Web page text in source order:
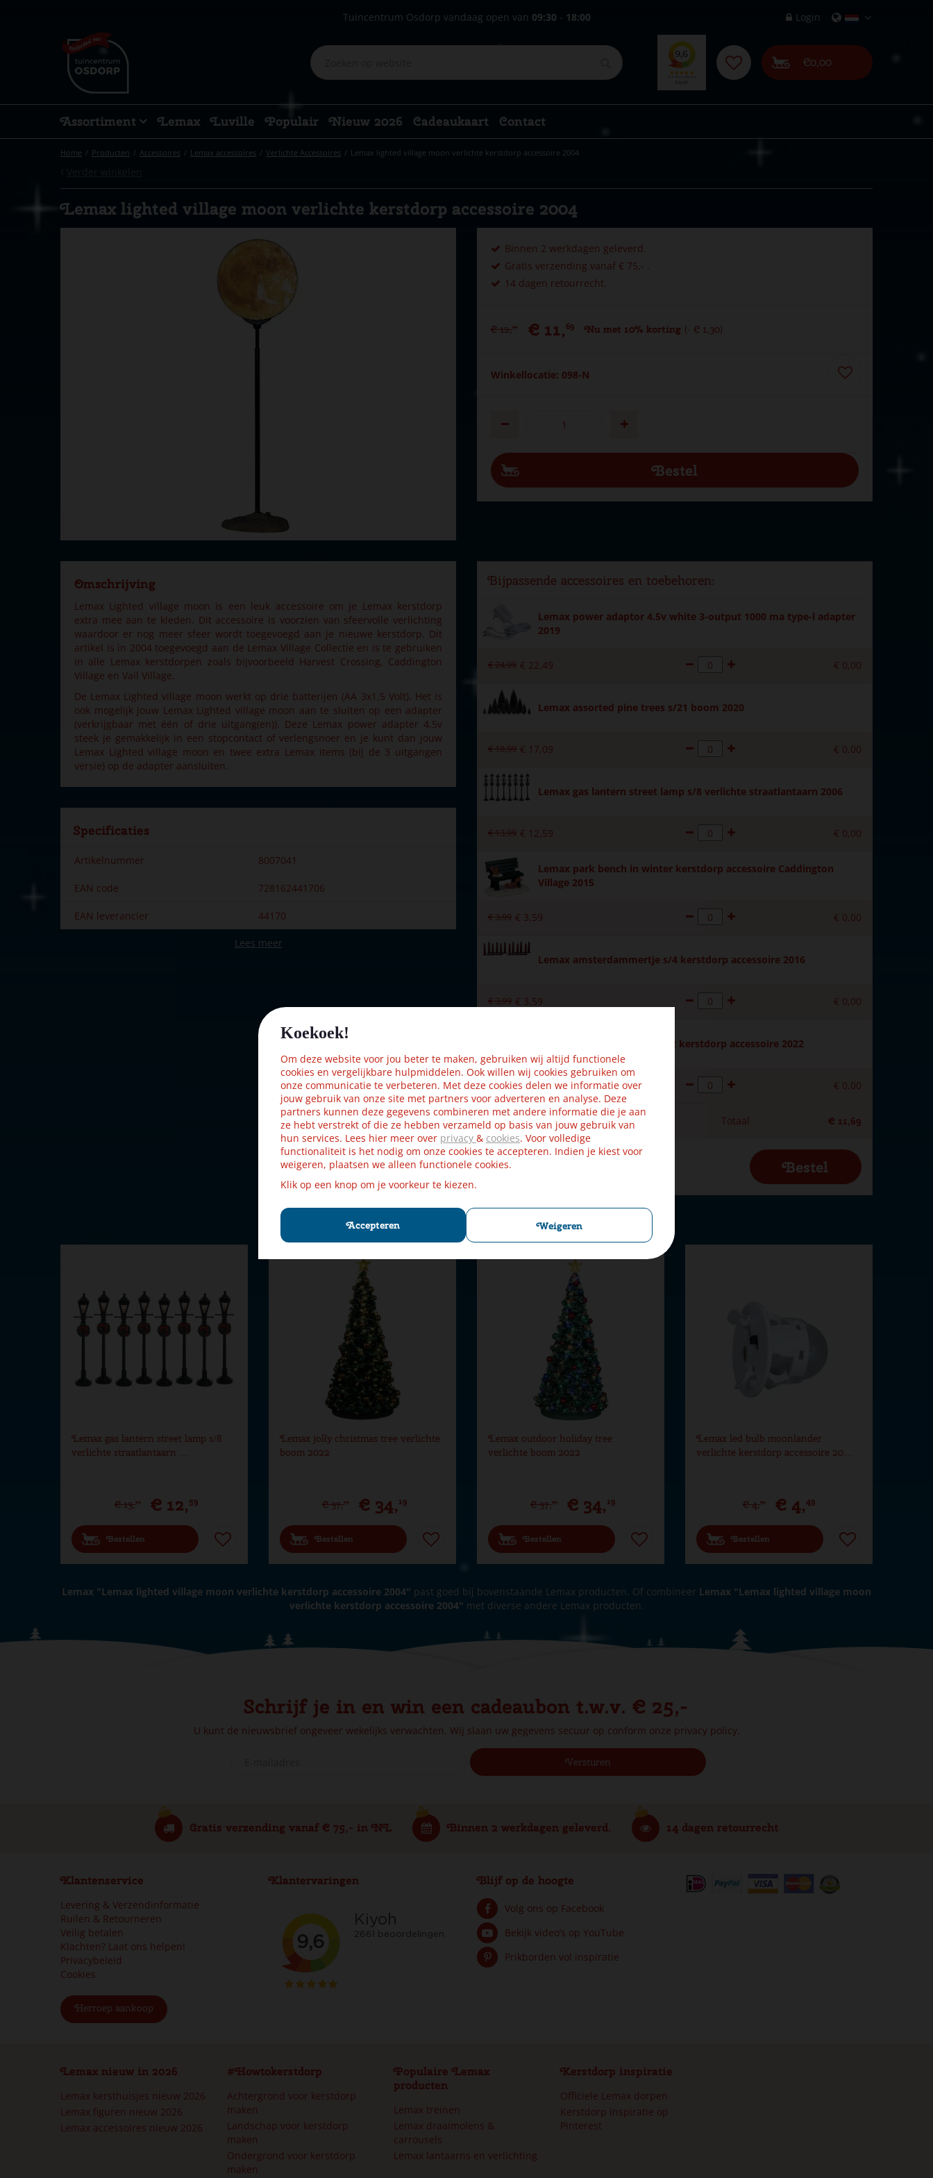
Koekoek!
Om deze website voor jou beter te maken, gebruiken wij altijd functionele
cookies en vergelijkbare hulpmiddelen. Ook willen wij cookies gebruiken om
onze communicatie te verbeteren. Met deze cookies delen we informatie over
jouw gebruik van onze site met partners voor adverteren en analyse. Deze
partners kunnen deze gegevens combineren met andere informatie die je aan
ze hebt verstrekt of die ze hebben verzameld op basis van jouw gebruik van
hun services. Lees hier meer over privacy & cookies. Voor volledige
functionaliteit is het nodig om onze cookies te accepteren. Indien je kiest voor
weigeren, plaatsen we alleen functionele cookies.
Klik op een knop om je voorkeur te kiezen.
Accepteren Weigeren
Home Producten Accessoires Lemax accessoires Verlichte Accessoires Lemax lighted village moon verlichte kerstdorp accessoire 2004
Tuincentrum Osdorp vandaag open van 09:30 - 18:00 Login
€0,00
Assortiment Lemax Luville Populair Nieuw 2026 Cadeaukaart Contact
Lemax lighted village moon verlichte kerstdorp accessoire 2004
Binnen 2 werkdagen geleverd.
Gratis verzending vanaf € 75,- .
14 dagen retourrecht.
€ 12,99 € 11,69 Nu met 10% korting € 1,30
Winkellocatie: 098-N
Omschrijving
Lemax Lighted village moon is een leuk accessoire om je Lemax kerstdorp
extra mee aan te kleden. Dit accessoire is voorzien van sfeervolle verlichting
waardoor er nog meer sfeer wordt toegevoegd aan je nieuwe kerstdorp. Dit
artikel is in 2004 toegevoegd aan de Lemax Village Collectie en is te gebruiken
in alle Lemax kerstdorpen zoals bijvoorbeeld Harvest Crossing, Caddington
Village en Vail Village.
De Lemax Lighted village moon werkt op drie batterijen (AA 3x1,5 Volt). Het is
ook mogelijk jouw Lemax Lighted village moon aan te sluiten op een adapter
(verkrijgbaar met één of drie uitgang(en)). Deze Lemax power adapter 4,5v
steek je gemakkelijk in een stopcontact of verlengsnoer en je kunt dan jouw
Lemax Lighted village moon en twee extra Lemax items (bij de 3 uitgangen
versie) op de adapter aansluiten.
Specificaties
Artikelnummer 8007041
EAN code 728162441706
EAN leverancier 44170
Lemax
Accessoires
batterijen 3xAA (excl.)
(B x D x H) 6,3x4x30 cm
Hoogte in cm
Lees meer
Bijpassende accessoires en toebehoren:
Lemax power adaptor 4.5v white 3-output 1000 ma type-l adapter
2019
€24,99 € 22,49 € 0,00
Lemax assorted pine trees s/21 boom 2020
€18,99 € 17,09 € 0,00
Lemax gas lantern street lamp s/8 verlichte straatlantaarn 2006
€13,99 € 12,59 € 0,00
Lemax park bench in winter kerstdorp accessoire Caddington
Village 2015
€3,99 € 3,59 € 0,00
Lemax amsterdammertje s/4 kerstdorp accessoire 2016
€3,99 € 3,59 € 0,00
Lemax flexible hedgerow s/2 kerstdorp accessoire 2022
€4,99 € 4,49 € 0,00
Totaal € 11,69
Kijk ook eens naar:
Lemax gas lantern street lamp s/8
verlichte straatlantaarn …
€ 13,99 € 12,59
Bestellen
Lemax jolly christmas tree verlichte
boom 2022
€ 37,99 € 34,19
Bestellen
Lemax outdoor holiday tree
verlichte boom 2022
€ 37,99 € 34,19
Bestellen
Lemax led bulb moonlander
verlichte kerstdorp accessoire 20…
€ 4,99 € 4,49
Bestellen
Lemax "Lemax lighted village moon verlichte kerstdorp accessoire 2004" past goed bij bovenstaande Lemax producten. Of combineer Lemax "Lemax lighted village moon
verlichte kerstdorp accessoire 2004" met diverse andere Lemax producten.
Schrijf je in en win een cadeaubon t.w.v. € 25,-
U kunt de nieuwsbrief ongeveer wekelijks verwachten. Wij slaan uw gegevens secuur op conform onze privacy policy.
Gratis verzending vanaf € 75,- in NL Binnen 2 werkdagen geleverd. 14 dagen retourrecht
Klantenservice
Levering & Verzendinformatie
Ruilen & Retourneren
Veilig betalen
Klachten? Laat ons helpen!
Privacybeleid
Cookies
Herroep aankoop
Klantervaringen Blijf op de hoogte
Volg ons op Facebook
Bekijk video’s op YouTube
Prikborden vol inspiratie
Lemax nieuw in 2026
Lemax kersthuisjes nieuw 2026
Lemax figuren nieuw 2026
Lemax accessoires nieuw 2026
#Howtokerstdorp
Achtergrond voor kerstdorp
maken
Landschap voor kerstdorp
maken
Ondergrond voor kerstdorp
maken
Populaire Lemax
producten
Lemax treinen
Lemax draaimolens &
carrousels
Lemax lantaarns en verlichting
Kerstdorp inspiratie
Officiele Lemax dorpen
Kerstdorp inspiratie op
Pinterest